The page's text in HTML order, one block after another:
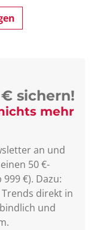
sichern!
mehr
an und
50 €-
€). Dazu:
direkt in
und